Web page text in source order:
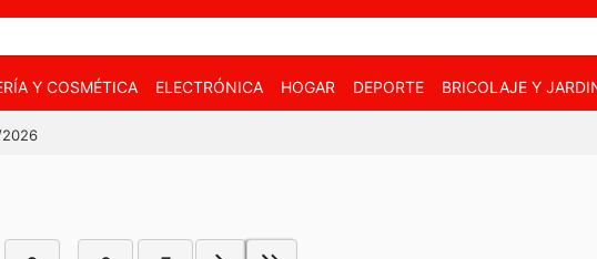
Y COSMÉTICA ELECTRÓNICA HOGAR DEPORTE BRICOLAJE Y